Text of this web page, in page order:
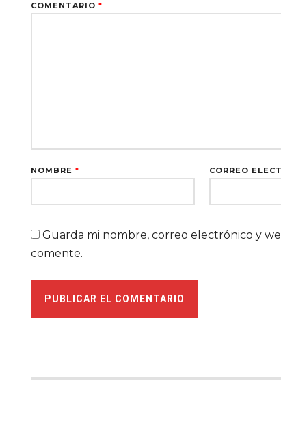
COMENTARIO *
NOMBRE * CORREO
Guarda mi nombre, correo electrónico y
comente.